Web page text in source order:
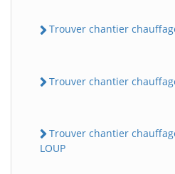
Trouver chantier
Trouver chantier
Trouver chantier chauffage
LOUP